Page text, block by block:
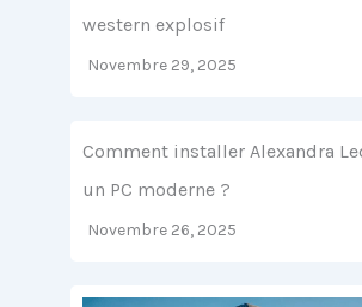
western explosif
Novembre 29, 2025
Comment installer Alexandra
un PC moderne ?
Novembre 26, 2025